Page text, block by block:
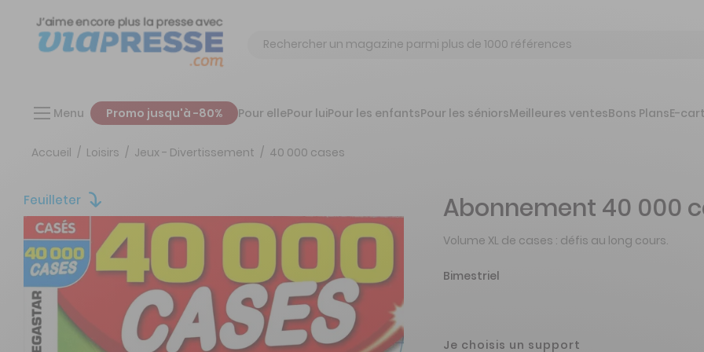
Chercher
Menu Promo jusqu'à -80% Pour ellePour luiPour les enfantsPour les séniorsMeilleures ventesBons PlansE-
Accueil Loisirs Jeux - Divertissement 40 000 cases
Feuilleter Abonnement 40 000
Volume XL de cases : défis au long cours.
Bimestriel
Je choisis un support